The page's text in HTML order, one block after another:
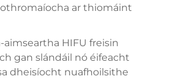
ar thiomáint
HIFU freisin
gan slándáil nó éifeacht
dheisíocht nuafhoilsithe